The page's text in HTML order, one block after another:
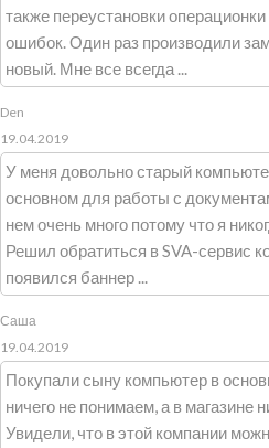
также переустановки
ошибок. Один раз производили
новый. Мне все всегда ...
Den
19.04.2019
У меня довольно старый
основном для работы с
нем очень много потому что я
Решил обратиться в SVA-сервис
появился баннер ...
Саша
19.04.2019
Покупали сыну компьютер в
ничего не понимаем, а в магазине
Увидели, что в этой компании